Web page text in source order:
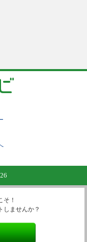
そ！
しませんか？